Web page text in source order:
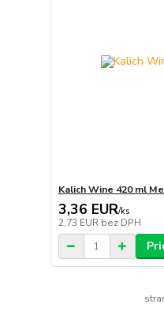
Kalich Wine 420 ml
3,36 EUR/ks
2,73 EUR bez DPH